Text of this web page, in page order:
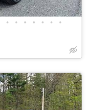
• • • • • • •